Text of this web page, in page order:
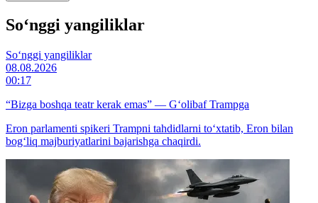
So‘nggi yangiliklar
So‘nggi yangiliklar
08.08.2026
00:17
“Bizga boshqa teatr kerak emas” — G‘olibaf Trampga
Eron parlamenti spikeri Trampni tahdidlarni to‘xtatib, Eron bilan
bog‘liq majburiyatlarini bajarishga chaqirdi.